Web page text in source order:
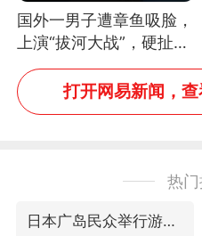
国外一男子遭章鱼吸脸，
上演“拔河大战”，硬扯加
铁棒敲打方才挣脱
打开网易新闻，
热
日本广岛民众举行游行反对政府行径